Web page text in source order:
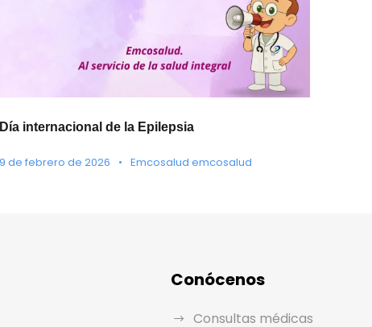
Día internacional de la Epilepsia
9 de febrero de 2026 • Emcosalud emcosalud
Conócenos
Consultas médicas